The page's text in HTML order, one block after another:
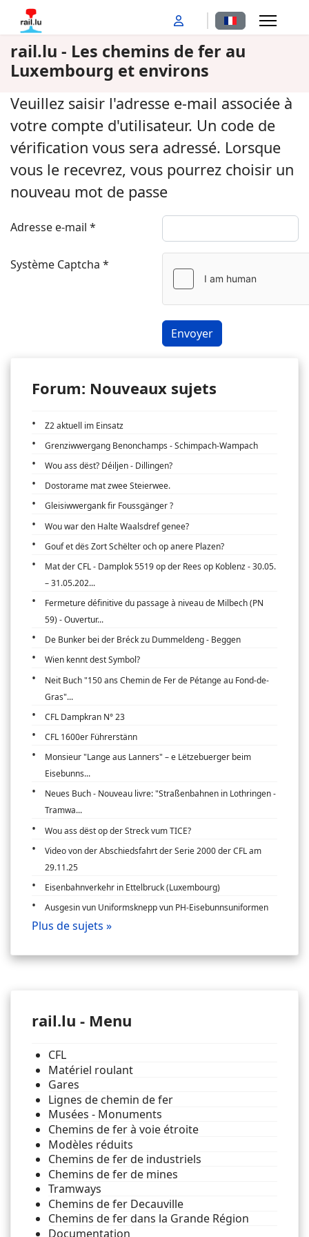
Sélectionnez
rail.lu - Les chemins de fer au
Luxembourg et environs
Veuillez saisir l'adresse e-mail associée à
votre compte d'utilisateur. Un code de
vérification vous sera adressé. Lorsque
vous le recevrez, vous pourrez choisir un
nouveau mot de passe
Adresse e-mail *
Système Captcha *
Envoyer
Forum: Nouveaux sujets
Z2 aktuell im Einsatz
Grenziwwergang Benonchamps - Schimpach-Wampach
Wou ass dëst? Déiljen - Dillingen?
Dostorame mat zwee Steierwee.
Gleisiwwergank fir Foussgänger ?
Wou war den Halte Waalsdref genee?
Gouf et dës Zort Schëlter och op anere Plazen?
Mat der CFL - Damplok 5519 op der Rees op Koblenz - 30.05.
– 31.05.202...
Fermeture définitive du passage à niveau de Milbech (PN
59) - Ouvertur...
De Bunker bei der Bréck zu Dummeldeng - Beggen
Wien kennt dest Symbol?
Neit Buch "150 ans Chemin de Fer de Pétange au Fond-de-
Gras"...
CFL Dampkran N° 23
CFL 1600er Führerstänn
Monsieur "Lange aus Lanners" – e Lëtzebuerger beim
Eisebunns...
Neues Buch - Nouveau livre: "Straßenbahnen in Lothringen -
Tramwa...
Wou ass dëst op der Streck vum TICE?
Video von der Abschiedsfahrt der Serie 2000 der CFL am
29.11.25
Eisenbahnverkehr in Ettelbruck (Luxembourg)
Ausgesin vun Uniformsknepp vun PH-Eisebunnsuniformen
Plus de sujets »
rail.lu - Menu
CFL
Matériel roulant
Gares
Lignes de chemin de fer
Musées - Monuments
Chemins de fer à voie étroite
Modèles réduits
Chemins de fer de industriels
Chemins de fer de mines
Tramways
Chemins de fer Decauville
Chemins de fer dans la Grande Région
Documentation